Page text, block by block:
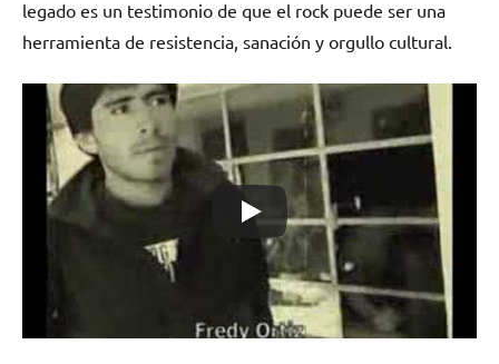
legado es un testimonio de que el rock puede ser una
herramienta de resistencia, sanación y orgullo cultural.